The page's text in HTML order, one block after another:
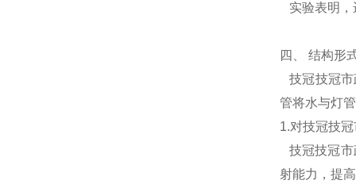
实验表明，
四、 结构形
技冠技冠市
管将水与灯
1.对技冠技
技冠技冠市
射能力，提